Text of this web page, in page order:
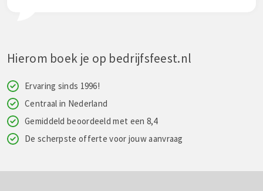
Hierom boek je op bedrijfsfeest.nl
Ervaring sinds 1996!
Centraal in Nederland
Gemiddeld beoordeeld met een 8,4
De scherpste offerte voor jouw aanvraag